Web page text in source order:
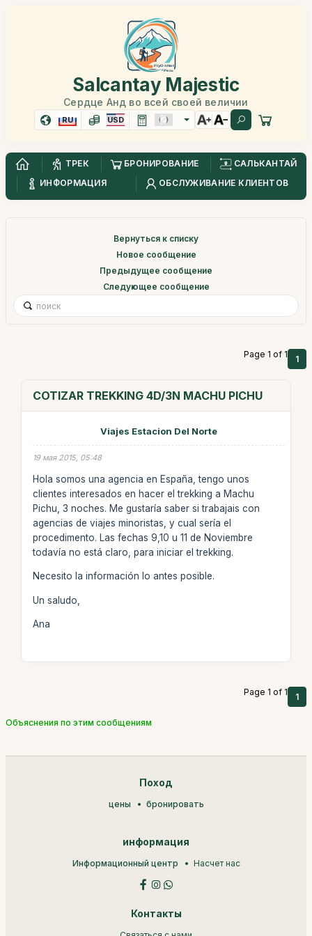
Salcantay Majestic
Сердце Анд во всей своей величии
RU USD
ТРЕК БРОНИРОВАНИЕ
САЛЬКАНТАЙ
ИНФОРМАЦИЯ
ОБСЛУЖИВАНИЕ КЛИЕНТОВ
Вернуться к списку
Новое сообщение
Предыдущее сообщение
Следующее сообщение
Page 1 of 1 1
COTIZAR TREKKING 4D/3N MACHU PICHU
Viajes Estacion Del Norte
19 мая 2015, 05:48
Hola somos una agencia en España, tengo unos
clientes interesados en hacer el trekking a Machu
Pichu, 3 noches. Me gustaría saber si trabajais con
agencias de viajes minoristas, y cual sería el
procedimento. Las fechas 9,10 u 11 de Noviembre
todavía no está claro, para iniciar el trekking.
Necesito la información lo antes posible.
Un saludo,
Ana
Page 1 of 1 1
Объяснения по этим сообщениям
Поход
цены бронировать
информация
Информационный центр Насчет нас
Контакты